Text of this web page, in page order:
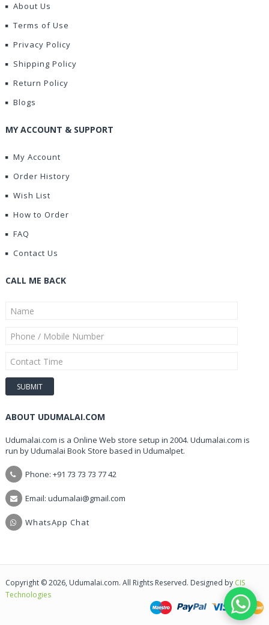
About Us
Terms of Use
Privacy Policy
Shipping Policy
Return Policy
Blogs
MY ACCOUNT & SUPPORT
My Account
Order History
Wish List
How to Order
FAQ
Contact Us
CALL ME BACK
ABOUT UDUMALAI.COM
Udumalai.com is a Online Web store setup in 2004. Udumalai.com is
run by Udumalai Book Store based in Udumalpet.
Phone: +91 73 73 73 77 42
Email: udumalai@gmail.com
WhatsApp Chat
Copyright © 2026, Udumalai.com. All Rights Reserved. Designed by CIS
Technologies